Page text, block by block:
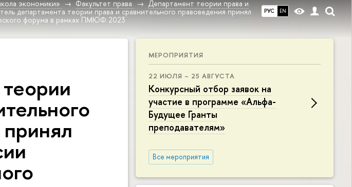
РУС EN
экономики» Факультет права
Департамент теории права и
департамента теории права и сравнительного правоведения принял
форума в рамках ПМЮФ 2023
МЕРОПРИЯТИЯ
22 ИЮЛЯ – 25 АВГУСТА
Конкурсный отбор заявок на
участие в программе «Альфа-
Будущее Гранты
преподавателям»
Все мероприятия